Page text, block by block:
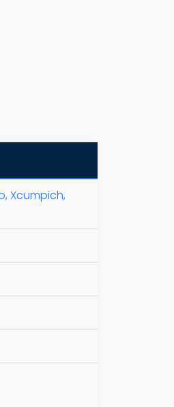
Xcumpich,